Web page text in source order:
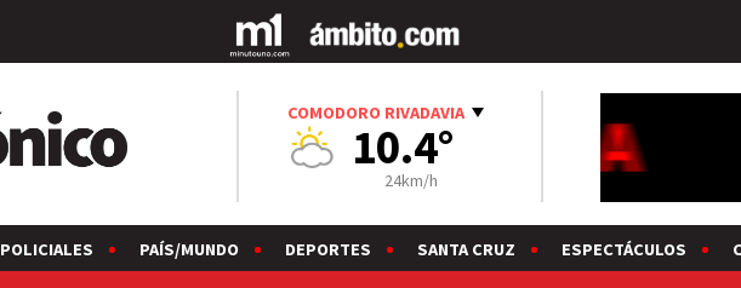
COMODORO RIVADAVIA
10.4°
24km/h
POLICIALES PAÍS/MUNDO DEPORTES SANTA CRUZ ESPECTÁCULOS